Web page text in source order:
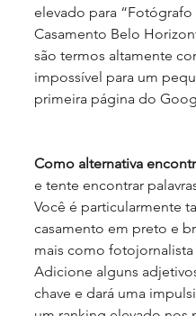
elevado para
Casamento Belo
são termos altamente
impossível para um
primeira página do
Como alternativa
e tente encontrar
Você é particularmente
casamento em preto e
mais como
Adicione alguns
chave e dará uma